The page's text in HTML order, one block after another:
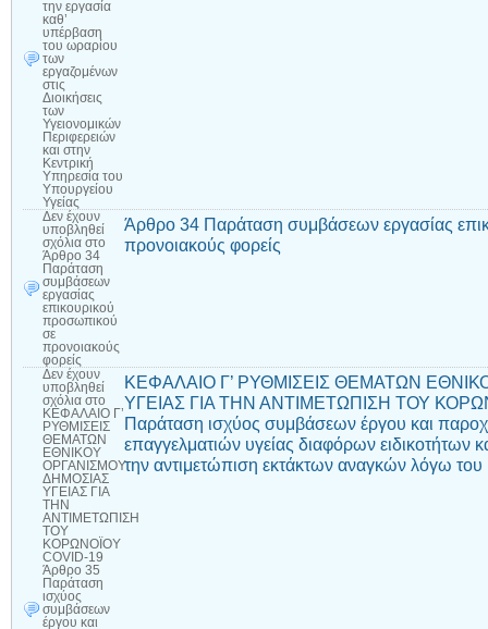
την εργασία
καθ’
υπέρβαση
του ωραρίου
των
εργαζομένων
στις
Διοικήσεις
των
Υγειονομικών
Περιφερειών
και στην
Κεντρική
Υπηρεσία του
Υπουργείου
Υγείας
Δεν έχουν
υποβληθεί
σχόλια στο
Άρθρο 34
Παράταση
συμβάσεων
εργασίας
επικουρικού
προσωπικού
σε
προνοιακούς
φορείς
Άρθρο 34 Παράταση συμβάσεων εργασίας
προνοιακούς φορείς
Δεν έχουν
υποβληθεί
σχόλια στο
ΚΕΦΑΛΑΙΟ Γ’
ΡΥΘΜΙΣΕΙΣ
ΘΕΜΑΤΩΝ
ΕΘΝΙΚΟΥ
ΟΡΓΑΝΙΣΜΟΥ
ΔΗΜΟΣΙΑΣ
ΥΓΕΙΑΣ ΓΙΑ
ΤΗΝ
ΑΝΤΙΜΕΤΩΠΙΣΗ
ΤΟΥ
ΚΟΡΩΝΟΪΟΥ
COVID-19
Άρθρο 35
Παράταση
ισχύος
συμβάσεων
έργου και
ΚΕΦΑΛΑΙΟ Γ’ ΡΥΘΜΙΣΕΙΣ ΘΕΜΑΤΩΝ
ΥΓΕΙΑΣ ΓΙΑ ΤΗΝ ΑΝΤΙΜΕΤΩΠΙΣΗ ΤΟΥ
Παράταση ισχύος συμβάσεων έργου και
επαγγελματιών υγείας διαφόρων ειδικοτήτων
την αντιμετώπιση εκτάκτων αναγκών λόγω